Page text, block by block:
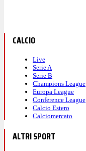
CALCIO
Live
Serie A
Serie B
Champions League
Europa League
Conference League
Calcio Estero
Calciomercato
ALTRI SPORT